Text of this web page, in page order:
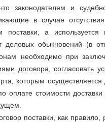
законодателем и
в случае
а используется
деловых обыкновений (в
необходимо при
договора, согласовать
которым
оплате стоимости
поставки, как правило,